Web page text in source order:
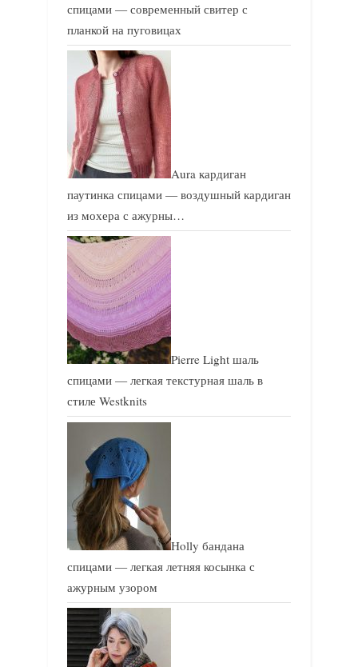
спицами — современный свитер с
планкой на пуговицах
Aura кардиган
паутинка спицами — воздушный кардиган
из мохера с ажурны…
Pierre Light шаль
спицами — легкая текстурная шаль в
стиле Westknits
Holly бандана
спицами — легкая летняя косынка с
ажурным узором